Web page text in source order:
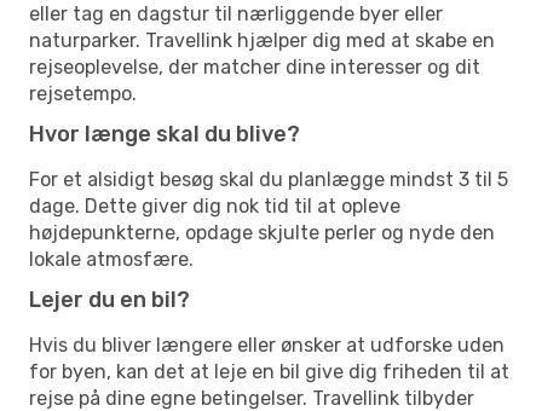
eller tag en dagstur til nærliggende byer eller
naturparker. Travellink hjælper dig med at skabe en
rejseoplevelse, der matcher dine interesser og dit
rejsetempo.
Hvor længe skal du blive?
For et alsidigt besøg skal du planlægge mindst 3 til 5
dage. Dette giver dig nok tid til at opleve
højdepunkterne, opdage skjulte perler og nyde den
lokale atmosfære.
Lejer du en bil?
Hvis du bliver længere eller ønsker at udforske uden
for byen, kan det at leje en bil give dig friheden til at
rejse på dine egne betingelser. Travellink tilbyder